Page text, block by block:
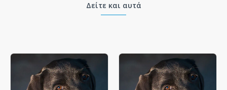
Δείτε και αυτά